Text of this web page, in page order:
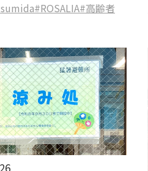
#ROSALIA#高齢者